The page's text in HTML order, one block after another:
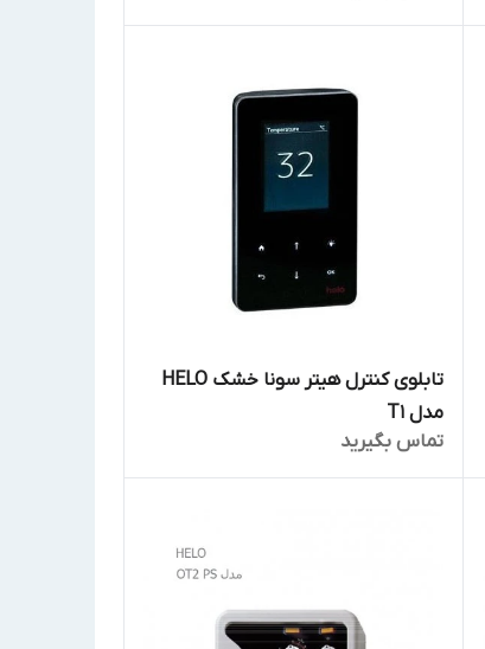
تابلوی کنترل هیتر سونا خشک HELO
مدل T1
تماس بگیرید